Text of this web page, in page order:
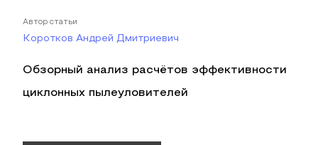
Автор статьи
Коротков Андрей Дмитриевич
Обзорный анализ расчётов эффективности
циклонных пылеуловителей